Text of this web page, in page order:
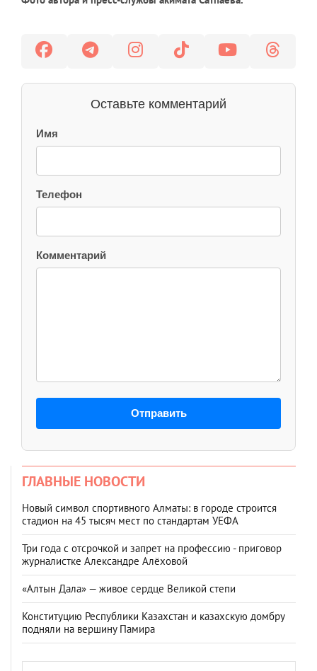
Оставьте комментарий
Имя
Телефон
Комментарий
Отправить
ГЛАВНЫЕ НОВОСТИ
Новый символ спортивного Алматы: в городе строится
стадион на 45 тысяч мест по стандартам УЕФА
Три года с отсрочкой и запрет на профессию - приговор
журналистке Александре Алёховой
«Алтын Дала» — живое сердце Великой степи
Конституцию Республики Казахстан и казахскую домбру
подняли на вершину Памира